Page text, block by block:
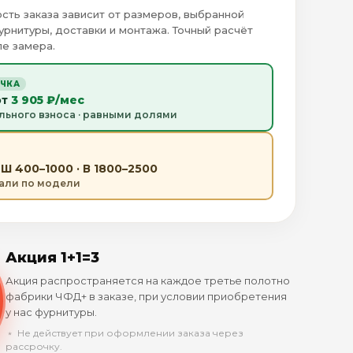
заказа зависит от размеров, выбранной
доставки и монтажа. Точный расчёт
замера.
3 905 ₽/мес
взноса · равными долями
400–1000 · В 1800–2500
по модели
Акция 1+1=3
Акция распространяется на каждое третье полотно
фабрики ЧФД+ в заказе, при условии приобретения
у нас фурнитуры.
﹡ Не действует при оформлении заказа через
рассрочку.